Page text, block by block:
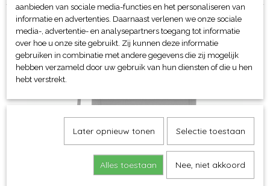
aanbieden van sociale media-functies en het personaliseren van
informatie en advertenties. Daarnaast verlenen we onze sociale
media-, advertentie- en analysepartners toegang tot informatie
over hoe u onze site gebruikt. Zij kunnen deze informatie
gebruiken in combinatie met andere gegevens die zij mogelijk
hebben verzameld door uw gebruik van hun diensten of die u hen
hebt verstrekt.
Later opnieuw tonen Selectie toestaan
Alles toestaan Nee, niet akkoord